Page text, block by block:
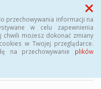
przechowywania informacji na
w celu zapewnienia
chwili możesz dokonać zmiany
w Twojej przeglądarce.
na przechowywanie plików
Menu
Kęsowo